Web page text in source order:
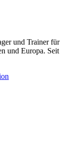
und Trainer für
und Europa. Seit